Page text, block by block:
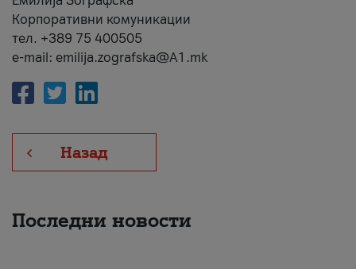
Корпоративни комуникации
тел. +389 75 400505
e-mail: emilija.zografska@A1.mk
Назад
Последни новости